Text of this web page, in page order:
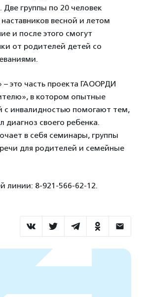
Две группы по 20 человек
весной и летом
и после этого смогут
от родителей детей со
– это часть проекта ГАООРДИ
в котором опытные
с инвалидностью помогают тем,
диагноз своего ребенка.
в себя семинары, группы
для родителей и семейные
линии: 8-921-566-62-12.